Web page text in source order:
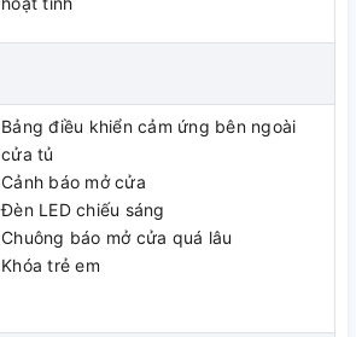
Bảng điều khiển cảm ứng bên ngoài
cửa tủ
Cảnh báo mở cửa
Đèn LED chiếu sáng
Chuông báo mở cửa quá lâu
Khóa trẻ em